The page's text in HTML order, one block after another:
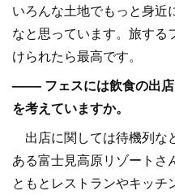
いろんな土地でもっと身近
なと思っています。旅する
けられたら最高です。
–––– フェスには飲食の出
を考えていますか。
出店に関しては待機列な
ある富士見高原リゾートさ
ともとレストランやキッチ